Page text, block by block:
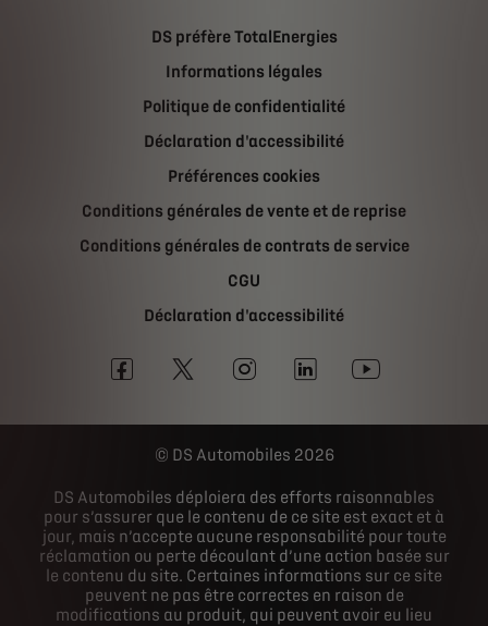
DS préfère TotalEnergies
Informations légales
Politique de confidentialité
Déclaration d'accessibilité
Préférences cookies
Conditions générales de vente et de reprise
Conditions générales de contrats de service
CGU
Déclaration d'accessibilité
DS Automobiles 2026
DS Automobiles déploiera des efforts raisonnables
pour s’assurer que le contenu de ce site est exact et à
jour, mais n’accepte aucune responsabilité pour toute
réclamation ou perte découlant d’une action basée sur
le contenu du site. Certaines informations sur ce site
peuvent ne pas être correctes en raison de
modifications au produit, qui peuvent avoir eu lieu